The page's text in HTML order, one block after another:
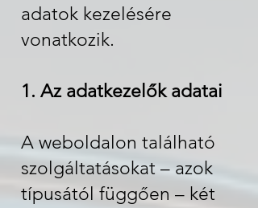
adatok kezelésére
vonatkozik.
1. Az adatkezelők adatai
A weboldalon található
szolgáltatásokat – azok
típusától függően – két